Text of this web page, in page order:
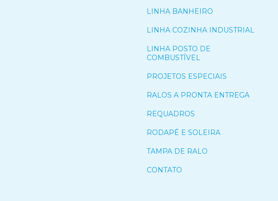
LINHA BANHEIRO
LINHA COZINHA INDUSTRIAL
LINHA POSTO DE
COMBUSTÍVEL
PROJETOS ESPECIAIS
RALOS A PRONTA ENTREGA
REQUADROS
RODAPÉ E SOLEIRA
TAMPA DE RALO
CONTATO